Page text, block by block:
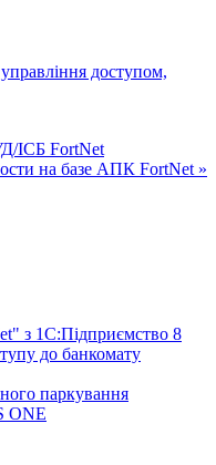
доступом,
ІСБ FortNet
на базе АПК FortNet »
з 1С:Підприємство 8
до банкомату
паркування
ONE